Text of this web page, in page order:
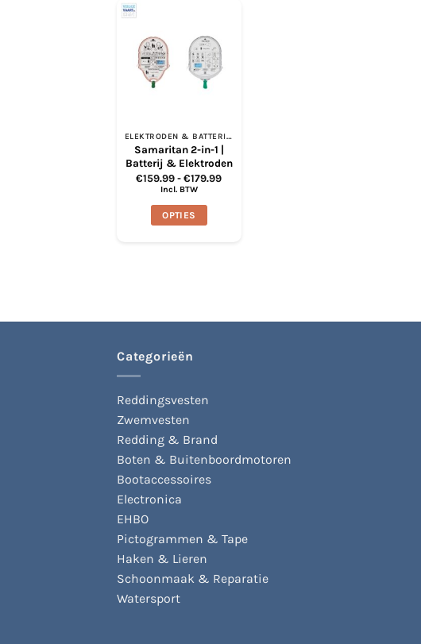
ELEKTRODEN & BATTERIJEN
Samaritan 2-in-1 |
Batterij & Elektroden
€159.99 - €179.99Prijsklasse:
Incl. BTW
OPTIES
kan
op
de
productpagina
Categorieën
Reddingsvesten
Zwemvesten
Redding & Brand
Boten & Buitenboordmotoren
Bootaccessoires
Electronica
EHBO
Pictogrammen & Tape
Haken & Lieren
Schoonmaak & Reparatie
Watersport